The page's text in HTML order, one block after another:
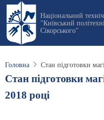
Перейти
основного
вмісту
Національний
"Київський
Сікорського"
Головна Стан підготовки
Стан підготовки
2018 році